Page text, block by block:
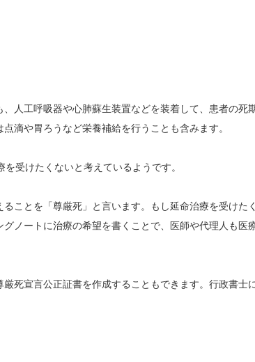
人工呼吸器や心肺蘇生装置などを装着して、患者の死
滴や胃ろうなど栄養補給を行うことも含みます。
受けたくないと考えているようです。
ことを「尊厳死」と言います。もし延命治療を受けたく
ノートに治療の希望を書くことで、医師や代理人も医
死宣言公正証書を作成することもできます。行政書士